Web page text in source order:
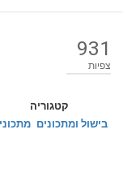
931
צפיות
קטגוריה
בישול ומתכונים